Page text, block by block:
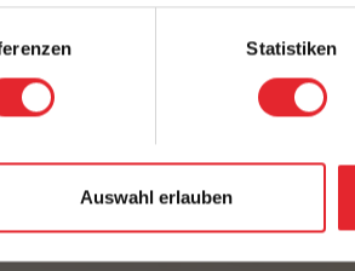
Statistiken
Auswahl erlauben